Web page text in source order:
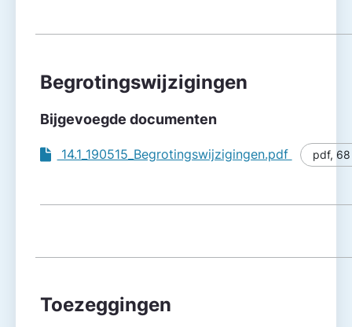
Begrotingswijzigingen
Bijgevoegde documenten
14.1_190515_Begrotingswijzigingen.pdf pdf, 68
Toezeggingen